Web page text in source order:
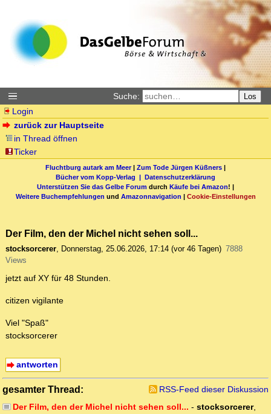
Suche: Los
Login
zurück zur Hauptseite
in Thread öffnen
Ticker
Fluchtburg autark am Meer| Zum Tode Jürgen Küßners |
Bücher vom Kopp-Verlag | Datenschutzerklärung
Unterstützen Sie das Gelbe Forum durch Käufe bei Amazon! |
Weitere Buchempfehlungen und Amazonnavigation | Cookie-Einstellungen
Der Film, den der Michel nicht sehen soll...
stocksorcerer, Donnerstag, 25.06.2026, 17:14 (vor 46 Tagen) 7888
Views
jetzt auf XY für 48 Stunden.
citizen vigilante
Viel "Spaß"
stocksorcerer
antworten
gesamter Thread:
RSS-Feed dieser Diskussion
Der Film, den der Michel nicht sehen soll... - stocksorcerer,